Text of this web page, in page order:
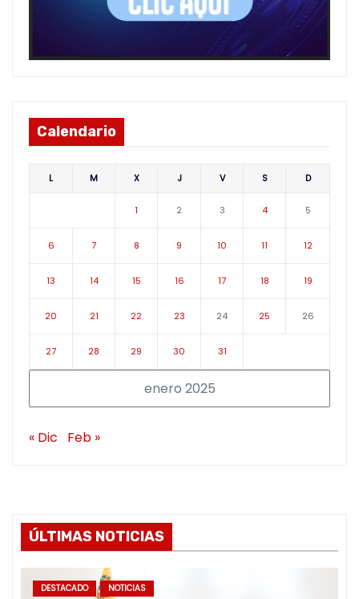
Calendario
enero 2025
L M X J V S D
1 2 3 4 5
6 7 8 9 10 11 12
13 14 15 16 17 18 19
20 21 22 23 24 25 26
27 28 29 30 31
« Dic Feb »
ÚLTIMAS NOTICIAS
DESTACADO NOTICIAS